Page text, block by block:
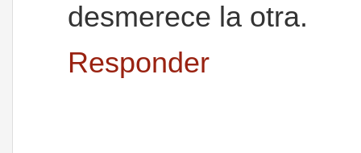
desmerece la otra.
Responder